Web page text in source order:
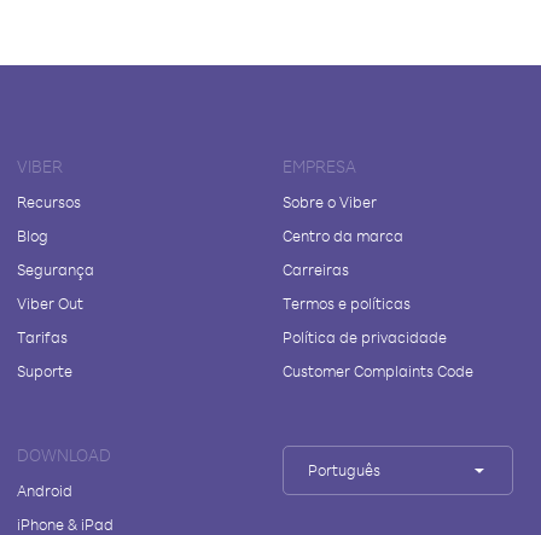
VIBER
Recursos
Blog
Segurança
Viber Out
Tarifas
Suporte
EMPRESA
Sobre o Viber
Centro da marca
Carreiras
Termos e políticas
Política de privacidade
Customer Complaints Code
DOWNLOAD
Android
iPhone & iPad
Português